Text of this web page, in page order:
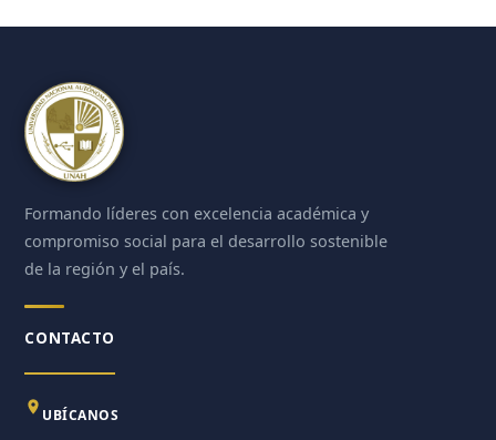
Formando líderes con excelencia académica y
compromiso social para el desarrollo sostenible
de la región y el país.
CONTACTO
UBÍCANOS